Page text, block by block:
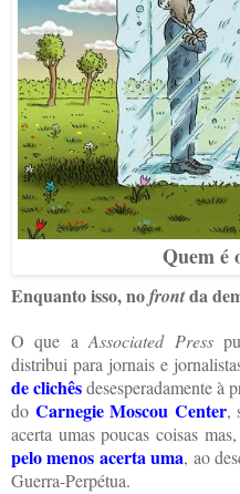
Quem é
Enquanto isso, nofrontda
O que aAssociated Press
distribui para jornais e
de clichêsdesesperadamente à
do Carnegie Moscou Center,
acerta umas poucas coisas
pelo menos acerta uma, ao
Guerra-Perpétua.